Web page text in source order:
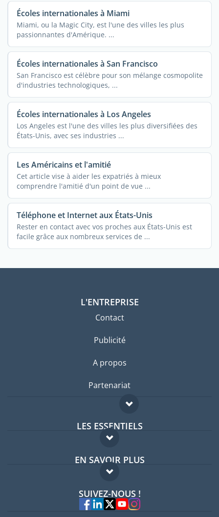
Écoles internationales à Miami
Miami, ou la Magic City, est l'une des villes les plus
passionnantes d'Amérique. ...
Écoles internationales à San Francisco
San Francisco est célèbre pour son mélange cosmopolite
d'industries technologiques, ...
Écoles internationales à Los Angeles
Los Angeles est l'une des villes les plus diversifiées des
États-Unis, avec ses industries ...
Les Américains et l'amitié
Cet article vise à aider les expatriés à mieux
comprendre l'amitié d'un point de vue ...
Téléphone et Internet aux États-Unis
Rester en contact avec vos proches aux États-Unis est
facile grâce aux nombreux services de ...
L'ENTREPRISE
Contact
Publicité
A propos
Partenariat
LES ESSENTIELS
Forum expatriés
Guides pays
EN SAVOIR PLUS
FAQ
Experts
SUIVEZ-NOUS !